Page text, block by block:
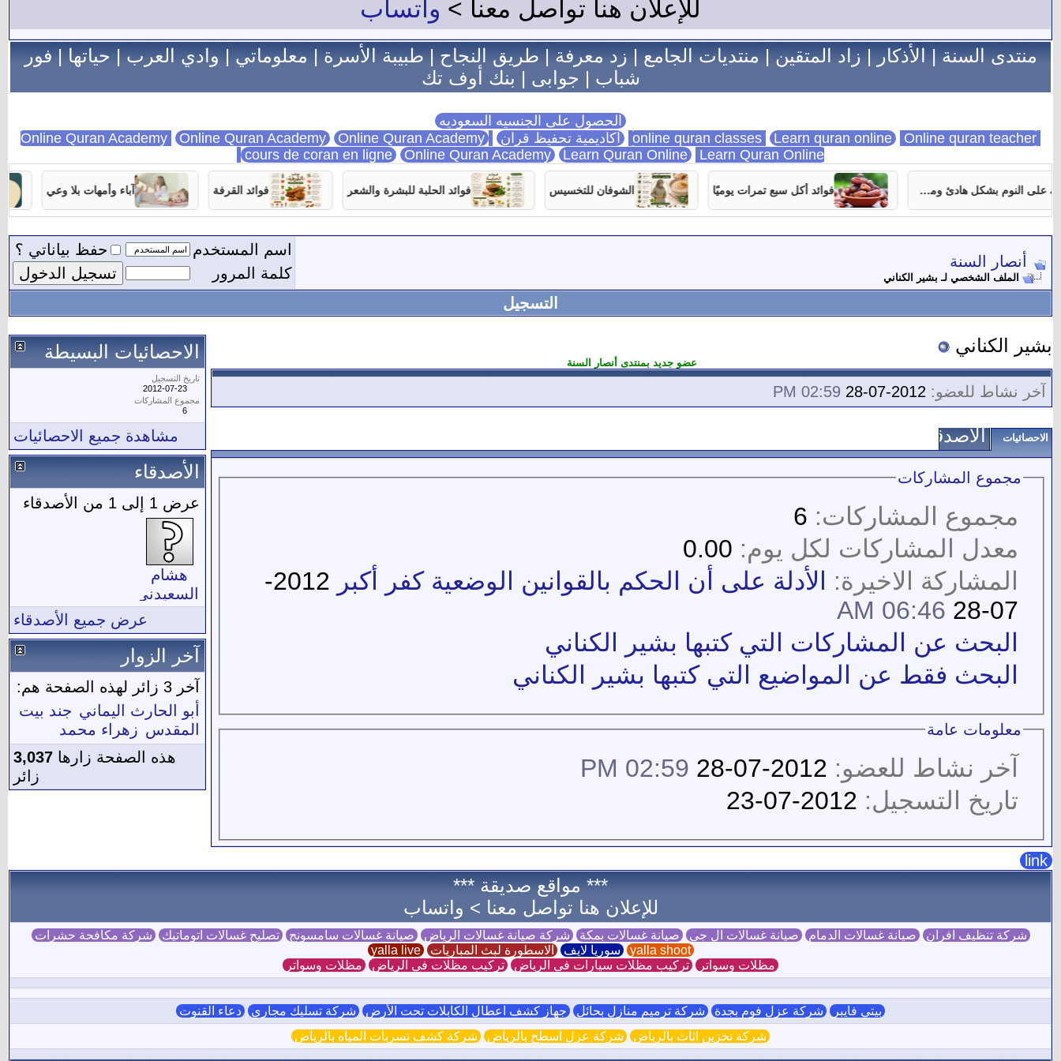
للإعلان هنا تواصل معنا > واتساب
منتدى السنة|الأذكار|زاد المتقين|منتديات الجامع|زد معرفة|طريق النجاح|طبيبة الأسرة|معلوماتي|وادي العرب|حياتها|فور
شباب | جوابى | بنك أوف تك
الحصول على الجنسيه السعوديه
Learn quran online Online quran teacher اكاديمية تحفيظ قران Online Quran Academy Online Quran Academy
cours de coran en ligne Online Quran Academy Learn Quran Online Learn Quran Online
آباء وأمهات بلا وعي فوائد القرفة فوائد الحلبة للبشرة والشعر الشوفان للتخسيس فوائد أكل سبع تمرات يوميًا 7 نصائح تساعدك على النوم بشكل هادئ ومستمر
أنصار السنة
الملف الشخصي لـ بشير الكناني
اسم المستخدم
حفظ بياناتي ؟
كلمة المرور
التسجيل
بشير الكناني
عضو جديد بمنتدى أنصار السنة
آخر نشاط للعضو: 02:59 PM
الاحصائيات الأصدقاء
مجموع المشاركات
مجموع المشاركات:
معدل المشاركات لكل يوم:
المشاركة الاخيرة:
الأدلة على أن الحكم بالقوانين الوضعية كفر أكبر
2012-
07-28
06:46 AM
البحث عن المشاركات التي كتبها بشير الكناني
البحث فقط عن المواضيع التي كتبها بشير الكناني
معلومات عامة
آخر نشاط للعضو:
02:59 PM
تاريخ التسجيل:
الاحصائيات البسيطة
تاريخ التسجيل
2012-07-23
مجموع المشاركات
6
مشاهدة جميع الاحصائيات
الأصدقاء
عرض 1 إلى 1 من الأصدقاء
هشام
السعيدني
عرض جميع الأصدقاء
آخر الزوار
آخر 3 زائر لهذه الصفحة هم:
أبو الحارث اليماني جند بيت
المقدس زهراء محمد
هذه الصفحة زارها 3,037
زائر
link
*** مواقع صديقة ***
للإعلان هنا تواصل معنا > واتساب
شركة تنظيف افران صيانة غسالات الدمام صيانة غسالات ال جي صيانة غسالات بمكة شركة صيانة غسالات الرياض صيانة غسالات سامسونج تصليح غسالات اتوماتيك شركة مكافحة حشرات
yalla shoot
سوريا لايف الاسطورة لبث المباريات yalla live
مظلات وسواتر تركيب مظلات سيارات في الرياض تركيب مظلات في الرياض مظلات وسواتر
بيتي فايبر شركة عزل فوم بجدة شركة ترميم منازل بحائل جهاز كشف اعطال الكابلات تحت الأرض شركة تسليك مجاري دعاء القنوت
شركة تخزين اثاث بالرياض شركة عزل اسطح بالرياض شركة كشف تسربات المياه بالرياض